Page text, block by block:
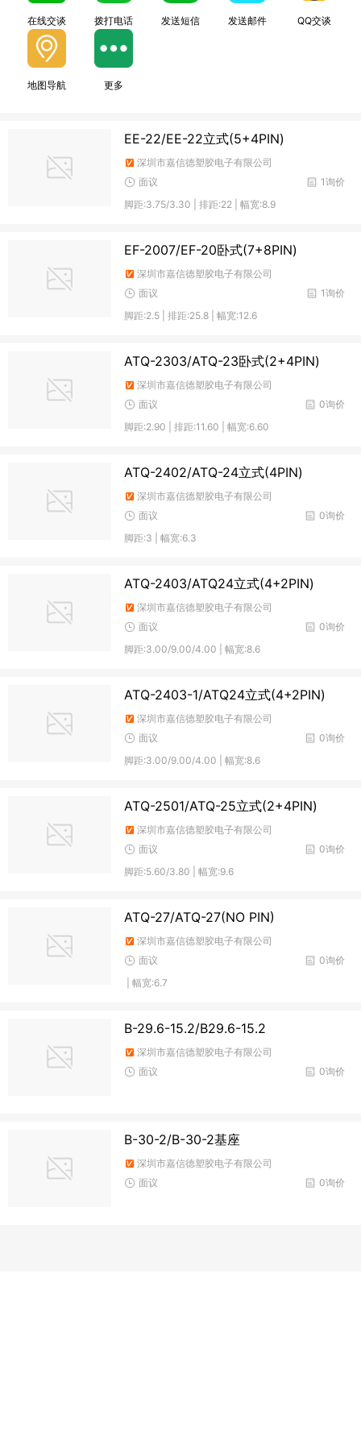
在线交谈 拨打电话 发送短信 发送邮件 QQ交谈
地图导航 更多
EE-22/EE-22立式(5+4PIN)
深圳市嘉信德塑胶电子有限公司
1询价
面议
脚距:3.75/3.30 | 排距:22 | 幅宽:8.9
EF-2007/EF-20卧式(7+8PIN)
深圳市嘉信德塑胶电子有限公司
1询价
面议
脚距:2.5 | 排距:25.8 | 幅宽:12.6
ATQ-2303/ATQ-23卧式(2+4PIN)
深圳市嘉信德塑胶电子有限公司
0询价
面议
脚距:2.90 | 排距:11.60 | 幅宽:6.60
ATQ-2402/ATQ-24立式(4PIN)
深圳市嘉信德塑胶电子有限公司
0询价
面议
脚距:3 | 幅宽:6.3
ATQ-2403/ATQ24立式(4+2PIN)
深圳市嘉信德塑胶电子有限公司
0询价
面议
脚距:3.00/9.00/4.00 | 幅宽:8.6
ATQ-2403-1/ATQ24立式(4+2PIN)
深圳市嘉信德塑胶电子有限公司
0询价
面议
脚距:3.00/9.00/4.00 | 幅宽:8.6
ATQ-2501/ATQ-25立式(2+4PIN)
深圳市嘉信德塑胶电子有限公司
0询价
面议
脚距:5.60/3.80 | 幅宽:9.6
ATQ-27/ATQ-27(NO PIN)
深圳市嘉信德塑胶电子有限公司
0询价
面议
| 幅宽:6.7
B-29.6-15.2/B29.6-15.2
深圳市嘉信德塑胶电子有限公司
0询价
面议
B-30-2/B-30-2基座
深圳市嘉信德塑胶电子有限公司
0询价
面议